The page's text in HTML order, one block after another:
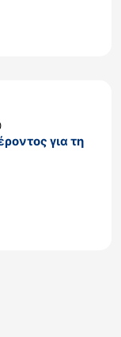
για τη